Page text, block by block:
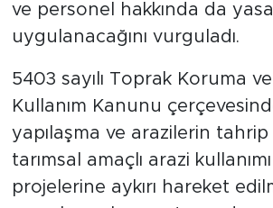
ve personel hakkında da
uygulanacağını vurguladı.
5403 sayılı Toprak Koruma
Kullanım Kanunu
yapılaşma ve arazilerin tahrip
tarımsal amaçlı arazi
projelerine aykırı hareket